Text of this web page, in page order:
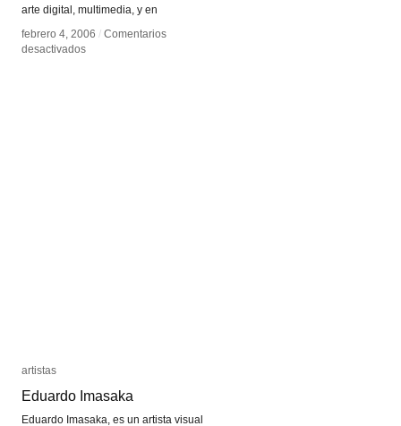
arte digital, multimedia, y en
febrero 4, 2006 / Comentarios
desactivadosen
febrero 4, 2006 / Comentarios
desactivadosen
artistas
Eduardo Imasaka
Eduardo Imasaka, es un artista visual
artistas
Eduardo Imasaka